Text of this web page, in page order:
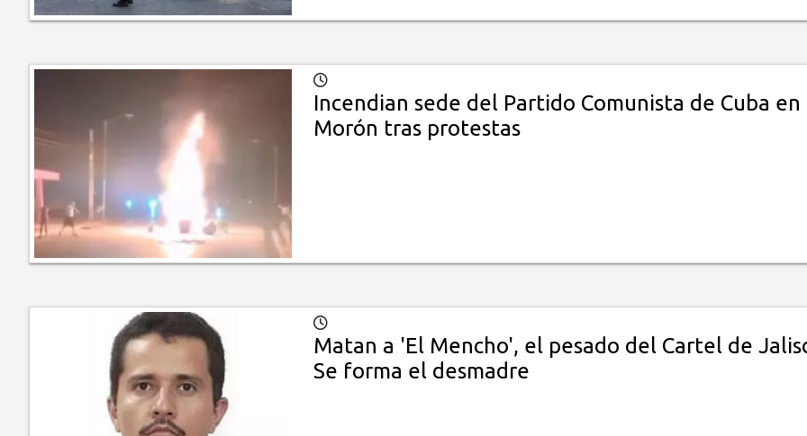
Incendian sede del Partido Comunista de Cuba en
Morón tras protestas
Matan a 'El Mencho', el pesado del Cartel de
Se forma el desmadre